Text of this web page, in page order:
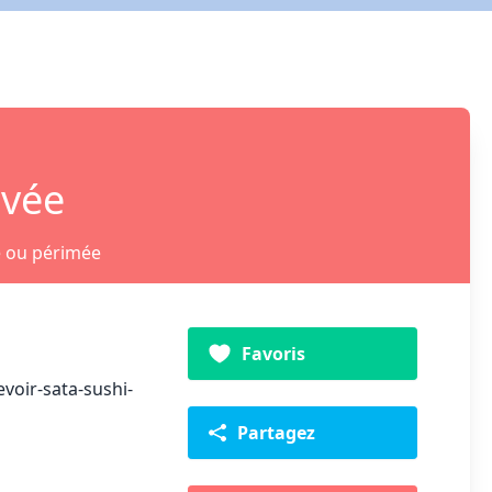
ou périmée
sata-sushi-
Favoris
Partagez